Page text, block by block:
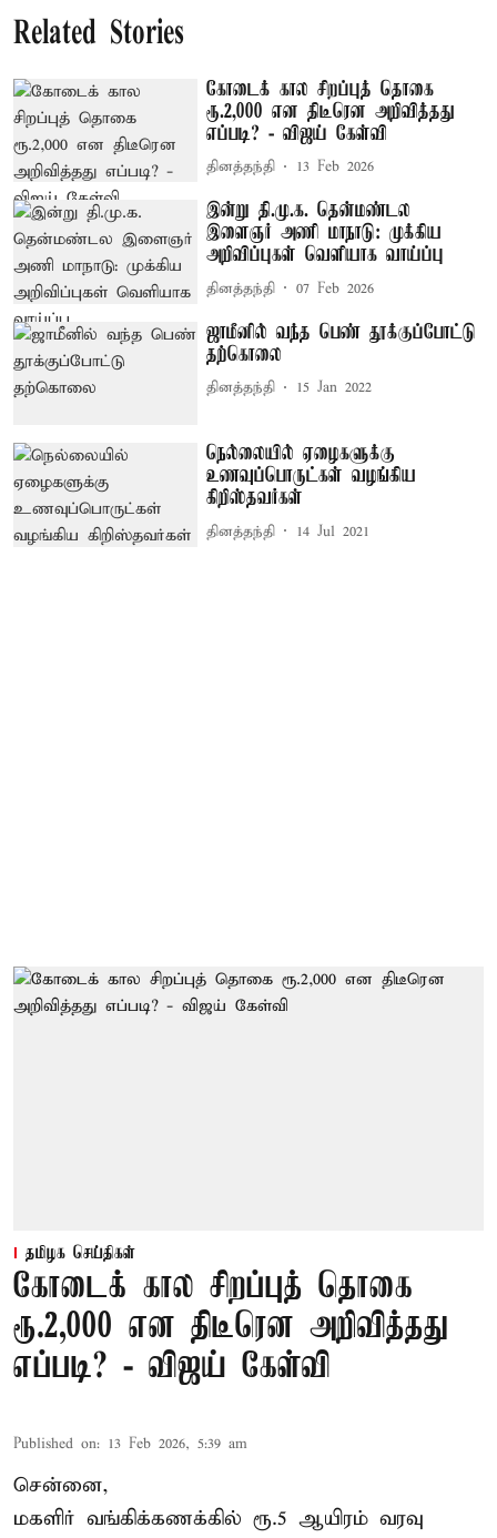
Related Stories
கோடைக் கால சிறப்புத் தொகை
ரூ.2,000 என திடீரென அறிவித்தது
எப்படி? - விஜய் கேள்வி
தினத்தந்தி 13 Feb 2026
இன்று தி.மு.க. தென்மண்டல
இளைஞர் அணி மாநாடு: முக்கிய
அறிவிப்புகள் வெளியாக வாய்ப்பு
தினத்தந்தி 07 Feb 2026
ஜாமீனில் வந்த பெண் தூக்குப்போட்டு
தற்கொலை
தினத்தந்தி 15 Jan 2022
நெல்லையில் ஏழைகளுக்கு
உணவுப்பொருட்கள் வழங்கிய
கிறிஸ்தவர்கள்
தினத்தந்தி 14 Jul 2021
தமிழக செய்திகள்
கோடைக் கால சிறப்புத் தொகை
ரூ.2,000 என திடீரென அறிவித்தது
எப்படி? - விஜய் கேள்வி
Published on: 13 Feb 2026, 5:39 am
சென்னை,
மகளிர் வங்கிக்கணக்கில் ரூ.5 ஆயிரம் வரவு